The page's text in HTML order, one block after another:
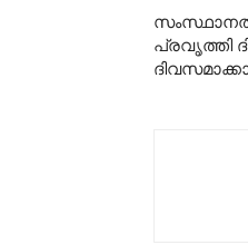
പ്രവൃത്തി